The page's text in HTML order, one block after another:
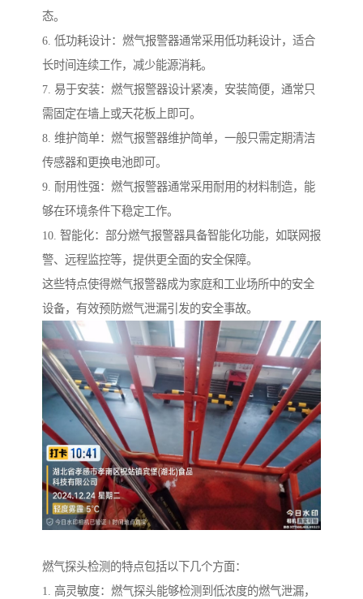
态。
6. 低功耗设计：燃气报警器通常采用低功耗设计，适合
长时间连续工作，减少能源消耗。
7. 易于安装：燃气报警器设计紧凑，安装简便，通常只
需固定在墙上或天花板上即可。
8. 维护简单：燃气报警器维护简单，一般只需定期清洁
传感器和更换电池即可。
9. 耐用性强：燃气报警器通常采用耐用的材料制造，能
够在环境条件下稳定工作。
10. 智能化：部分燃气报警器具备智能化功能，如联网报
警、远程监控等，提供更全面的安全保障。
这些特点使得燃气报警器成为家庭和工业场所中的安全
设备，有效预防燃气泄漏引发的安全事故。
燃气探头检测的特点包括以下几个方面：
1. 高灵敏度：燃气探头能够检测到低浓度的燃气泄漏，